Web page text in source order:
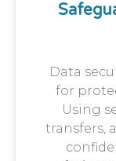
Data
for
Using
transfers,